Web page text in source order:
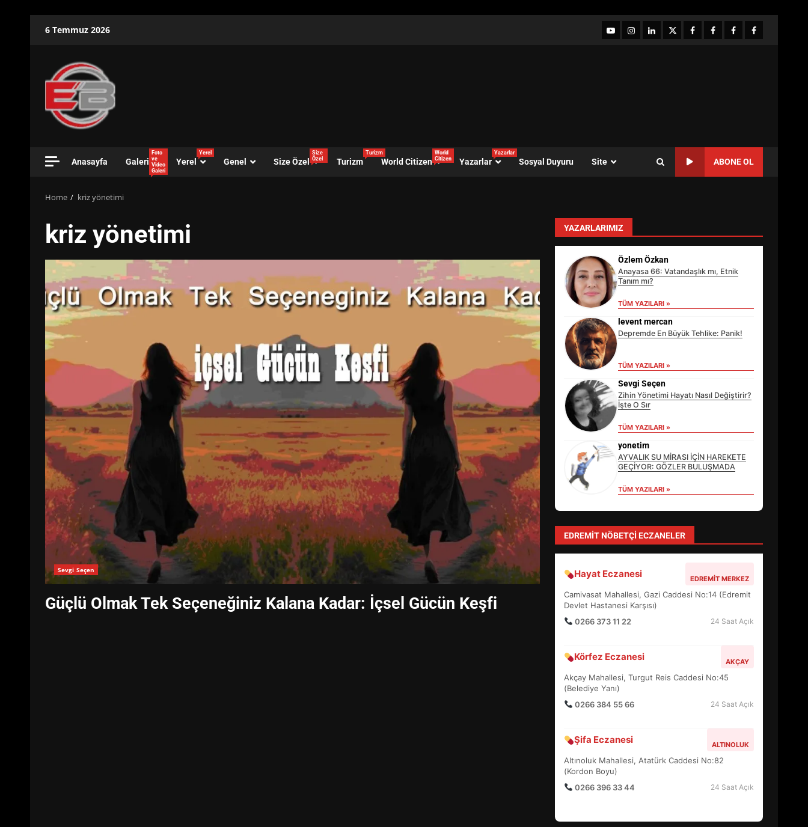
6 Temmuz 2026 YouTubeInstagram
LinkedIntwitterfacebook-Facebook-
Facebook-Facebook-
Anasayfa Galeri
Foto
ve
Video
Galeri
Yerel
Yerel
Genel Size Özel
Size
Özel
Turizm
Turizm
World Citizen
World
Citizen
Yazarlar
Yazarlar
Sosyal Duyuru Site ABONE OL
Home kriz yönetimi
kriz yönetimi
Sevgi Seçen
Güçlü Olmak Tek Seçeneğiniz Kalana Kadar: İçsel Gücün Keşfi
YAZARLARIMIZ
Özlem Özkan
Anayasa 66: Vatandaşlık mı, Etnik
Tanım mı?
TÜM YAZILARI »
levent mercan
Depremde En Büyük Tehlike: Panik!
TÜM YAZILARI »
Sevgi Seçen
Zihin Yönetimi Hayatı Nasıl Değiştirir?
İşte O Sır
TÜM YAZILARI »
yonetim
AYVALIK SU MİRASI İÇİN HAREKETE
GEÇİYOR: GÖZLER BULUŞMADA
TÜM YAZILARI »
EDREMIT NÖBETÇI ECZANELER
Hayat Eczanesi EDREMIT MERKEZ
Camivasat Mahallesi, Gazi Caddesi No:14 (Edremit
Devlet Hastanesi Karşısı)
0266 373 11 22
24 Saat Açık
Körfez Eczanesi AKÇAY
Akçay Mahallesi, Turgut Reis Caddesi No:45
(Belediye Yanı)
0266 384 55 66
24 Saat Açık
Şifa Eczanesi ALTINOLUK
Altınoluk Mahallesi, Atatürk Caddesi No:82
(Kordon Boyu)
0266 396 33 44
24 Saat Açık
EİB’DE KRİTİK ATAMA:
SÜRDÜRÜLEBİLİRLİKTE NE
DEĞİŞECEK?
4
EDREMİT’İN GURURU TÜRKİYE
FİNALİNDE NE BAŞARDI?
5
BALIKESİR MÜZELERİNDE
SÜRE UZATILDI: NE DEĞİŞTİ?
6
BURHANİYE SATRANÇ
DEĞİŞTİRİYOR?
7
BURHANİYE
BELEDİYESPOR’DA YENİ
YÖNETİM NASIL ŞEKİLLENDİ?
HAREKETE GEÇİYOR: GÖZLER